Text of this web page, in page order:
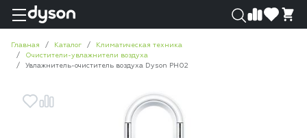
Главная Каталог
Климатическая техника
Очистители-увлажнители воздуха
Увлажнитель-очиститель воздуха Dyson PH02